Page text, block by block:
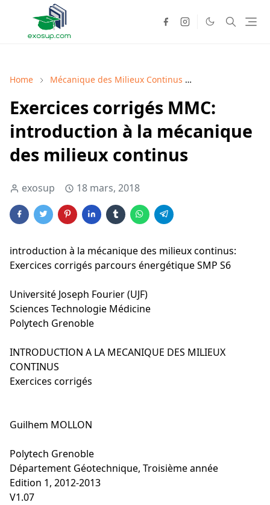
Home Mécanique des Milieux Continus
Exercices corrigés MMC:
introduction à la mécanique
des milieux continus
exosup 18 mars, 2018
introduction à la mécanique des milieux continus:
Exercices corrigés parcours énergétique SMP S6
Université Joseph Fourier (UJF)
Sciences Technologie Médicine
Polytech Grenoble
INTRODUCTION A LA MECANIQUE DES MILIEUX
CONTINUS
Exercices corrigés
Guilhem MOLLON
Polytech Grenoble
Département Géotechnique, Troisième année
Edition 1, 2012-2013
V1.07